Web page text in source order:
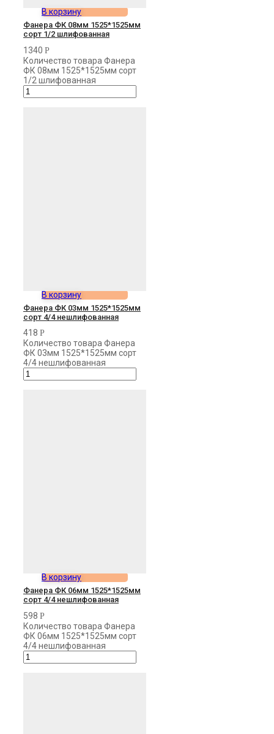
В корзину
Фанера ФК 08мм 1525*1525мм
сорт 1/2 шлифованная
1340 Р
Количество товара Фанера
ФК 08мм 1525*1525мм сорт
1/2 шлифованная
В корзину
Фанера ФК 03мм 1525*1525мм
сорт 4/4 нешлифованная
418 Р
Количество товара Фанера
ФК 03мм 1525*1525мм сорт
4/4 нешлифованная
В корзину
Фанера ФК 06мм 1525*1525мм
сорт 4/4 нешлифованная
598 Р
Количество товара Фанера
ФК 06мм 1525*1525мм сорт
4/4 нешлифованная